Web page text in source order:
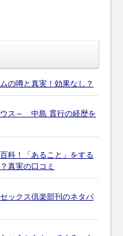
の噂と真実！効果なし？
ス～ 中島 貫行の経歴を
科！「あること」をする
真実の口コミ
ックス倶楽部刊のネタバ